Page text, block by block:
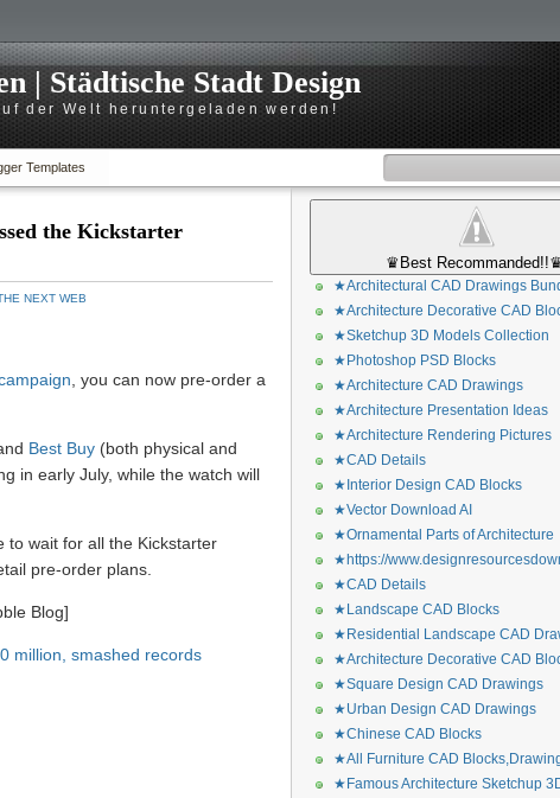
| Städtische Stadt Design
der Welt heruntergeladen werden!
Templates
the Kickstarter
NEXT WEB
, you can now pre-order a
Best Buy (both physical and
in early July, while the watch will
to wait for all the Kickstarter
pre-order plans.
Blog]
million, smashed records
♛Best
★Architectural CAD Drawings
★Architecture Decorative CAD
★Sketchup 3D Models Collection
★Photoshop PSD Blocks
★Architecture CAD Drawings
★Architecture Presentation Ideas
★Architecture Rendering Pictures
★CAD Details
★Interior Design CAD Blocks
★Vector Download AI
★Ornamental Parts of Architecture
★https://
★CAD Details
★Landscape CAD Blocks
★Residential Landscape CAD
★Architecture Decorative CAD
★Square Design CAD Drawings
★Urban Design CAD Drawings
★Chinese CAD Blocks
★All Furniture CAD
★Famous Architecture Sketchup